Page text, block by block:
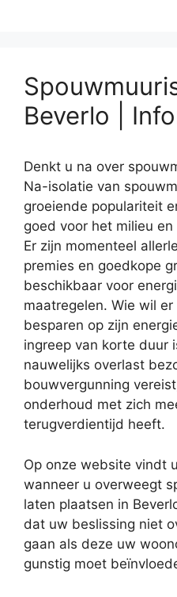
Beverlo |
Denkt u na over
Na-isolatie van
groeiende populariteit
goed voor het milieu
Er zijn momenteel
premies en goedkope
beschikbaar voor
maatregelen. Wie wil
besparen op zijn
ingreep van korte duur
nauwelijks overlast
bouwvergunning
onderhoud met zich
terugverdientijd heeft.
Op onze website vindt
wanneer u overweegt
laten plaatsen in
dat uw beslissing niet
gaan als deze uw
gunstig moet